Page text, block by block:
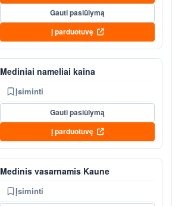
Gauti pasiūlymą
Į parduotuvę
Mediniai nameliai kaina
Įsiminti
Gauti pasiūlymą
Į parduotuvę
Medinis vasarnamis Kaune
Įsiminti